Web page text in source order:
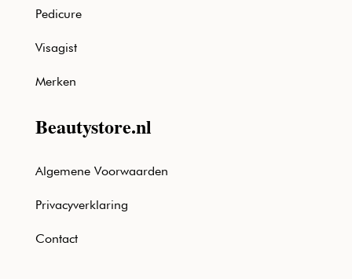
Pedicure
Visagist
Merken
Beautystore.nl
Algemene Voorwaarden
Privacyverklaring
Contact